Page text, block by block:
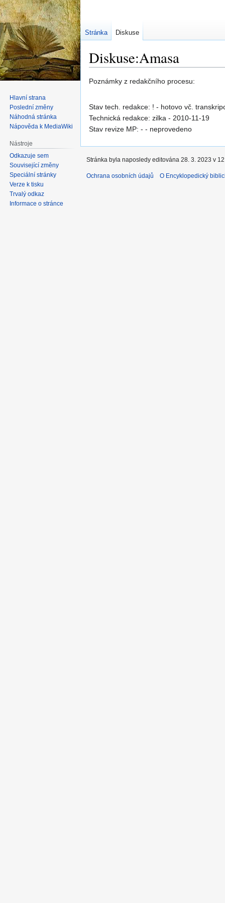
Diskuse:Amasa
Skočit
navigaci
Skočit
vyhledávání
Poznámky z redakčního procesu:
Stav tech. redakce: ! - hotovo vč.
Technická redakce: zilka - 2010-11-19
Stav revize MP: - - neprovedeno
Stránka Diskuse
Hlavní strana
Poslední změny
Náhodná stránka
Nápověda k MediaWiki
Nástroje
Odkazuje sem
Související změny
Speciální stránky
Verze k tisku
Trvalý odkaz
Informace o stránce
Stránka byla naposledy editována 28. 3. 2023 v
Ochrana osobních údajů O Encyklopedický